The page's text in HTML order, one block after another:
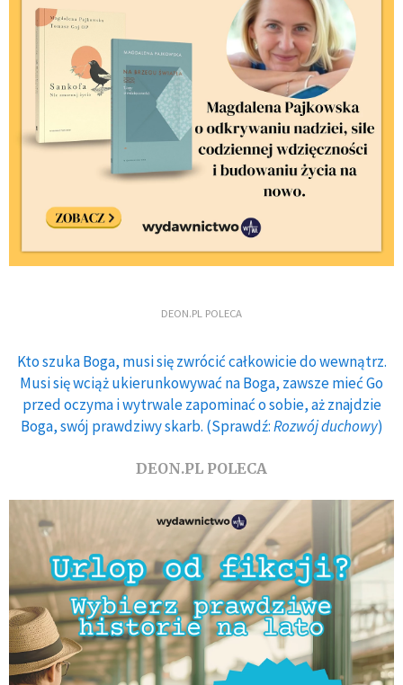
DEON.PL POLECA
Kto szuka Boga, musi się zwrócić całkowicie do wewnątrz.
Musi się wciąż ukierunkowywać na Boga, zawsze mieć Go
przed oczyma i wytrwale zapominać o sobie, aż znajdzie
Boga, swój prawdziwy skarb. (Sprawdź:Rozwój duchowy)
DEON.PL POLECA